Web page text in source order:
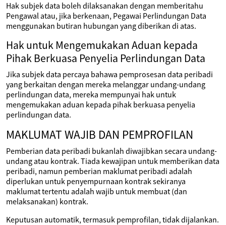
Hak subjek data boleh dilaksanakan dengan memberitahu
Pengawal atau, jika berkenaan, Pegawai Perlindungan Data
menggunakan butiran hubungan yang diberikan di atas.
Hak untuk Mengemukakan Aduan kepada
Pihak Berkuasa Penyelia Perlindungan Data
Jika subjek data percaya bahawa pemprosesan data peribadi
yang berkaitan dengan mereka melanggar undang-undang
perlindungan data, mereka mempunyai hak untuk
mengemukakan aduan kepada pihak berkuasa penyelia
perlindungan data.
MAKLUMAT WAJIB DAN PEMPROFILAN
Pemberian data peribadi bukanlah diwajibkan secara undang-
undang atau kontrak. Tiada kewajipan untuk memberikan data
peribadi, namun pemberian maklumat peribadi adalah
diperlukan untuk penyempurnaan kontrak sekiranya
maklumat tertentu adalah wajib untuk membuat (dan
melaksanakan) kontrak.
Keputusan automatik, termasuk pemprofilan, tidak dijalankan.